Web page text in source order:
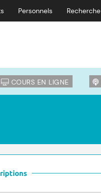
Personnels Recherche
COURS EN LIGNE